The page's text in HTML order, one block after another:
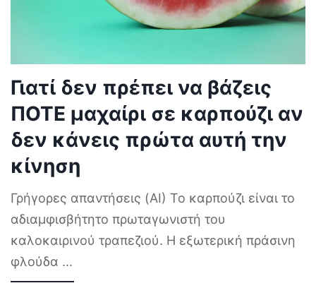
Γιατί δεν πρέπει να βάζεις
ΠΟΤΕ μαχαίρι σε καρπούζι αν
δεν κάνεις πρώτα αυτή την
κίνηση
Γρήγορες απαντήσεις (AI) Το καρπούζι είναι το
αδιαμφισβήτητο πρωταγωνιστή του
καλοκαιρινού τραπεζιού. Η εξωτερική πράσινη
φλούδα ...